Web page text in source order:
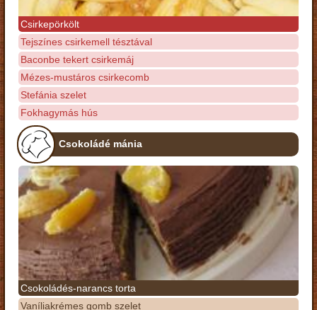
Csirkepörkölt
Tejszínes csirkemell tésztával
Baconbe tekert csirkemáj
Mézes-mustáros csirkecomb
Stefánia szelet
Fokhagymás hús
Csokoládé mánia
Csokoládés-narancs torta
Vaníliakrémes gomb szelet